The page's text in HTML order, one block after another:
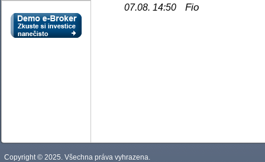
07.08. 14:50 Fio
Copyright © 2025. Všechna práva vyhrazena.